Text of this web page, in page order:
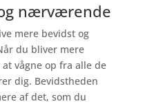
nærværende
mere bevidst og
du bliver mere
vågne op fra alle de
dig. Bevidstheden
af det, som du